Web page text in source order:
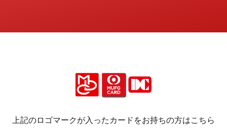
上記のロゴマークが入ったカードをお持ちの方はこちら